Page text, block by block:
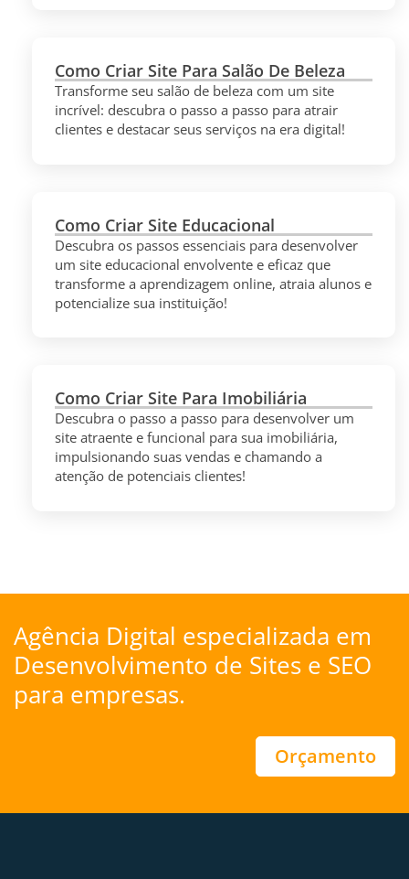
Como Criar Site Para Salão De Beleza
Transforme seu salão de beleza com um site
incrível: descubra o passo a passo para atrair
clientes e destacar seus serviços na era digital!
Como Criar Site Educacional
Descubra os passos essenciais para desenvolver
um site educacional envolvente e eficaz que
transforme a aprendizagem online, atraia alunos e
potencialize sua instituição!
Como Criar Site Para Imobiliária
Descubra o passo a passo para desenvolver um
site atraente e funcional para sua imobiliária,
impulsionando suas vendas e chamando a
atenção de potenciais clientes!
Agência Digital especializada em
Desenvolvimento de Sites e SEO
para empresas.
Orçamento